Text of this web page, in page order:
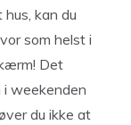
kan du
som helst i
Det
i weekenden
du ikke at